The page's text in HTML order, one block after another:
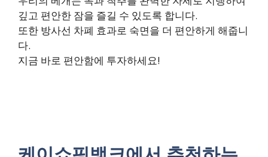
깊고 편안한 잠을 즐길 수 있도록 합니다.
또한 방사선 차폐 효과로 숙면을 더 편안하게 해줍니
다.
지금 바로 편안함에 투자하세요!